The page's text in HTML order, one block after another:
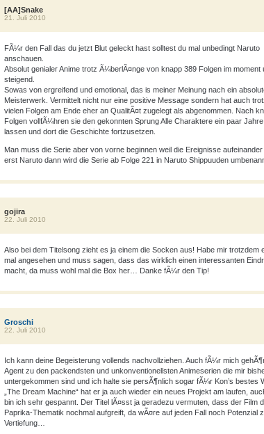
[AA]Snake
21. Juli 2010
FÃ¼r den Fall das du jetzt Blut geleckt hast solltest du mal unbedingt Naruto
anschauen.
Absolut genialer Anime trotz Ã¼berlÃ¤nge von knapp 389 Folgen im moment
steigend.
Sowas von ergreifend und emotional, das is meiner Meinung nach ein
Meisterwerk. Vermittelt nicht nur eine positive Message sondern hat auch
vielen Folgen am Ende eher an QualitÃ¤t zugelegt als abgenommen. Nach
Folgen vollfÃ¼hren sie den gekonnten Sprung Alle Charaktere ein paar
lassen und dort die Geschichte fortzusetzen.
Man muss die Serie aber von vorne beginnen weil die Ereignisse aufeinander
erst Naruto dann wird die Serie ab Folge 221 in Naruto Shippuuden
gojira
22. Juli 2010
Also bei dem Titelsong zieht es ja einem die Socken aus! Habe mir trotzdem
mal angesehen und muss sagen, dass das wirklich einen interessanten
macht, da muss wohl mal die Box her… Danke fÃ¼r den Tip!
Groschi
22. Juli 2010
Ich kann deine Begeisterung vollends nachvollziehen. Auch fÃ¼r mich
Agent zu den packendsten und unkonventionellsten Animeserien die mir
untergekommen sind und ich halte sie persÃ¶nlich sogar fÃ¼r Kon’s bestes
„The Dream Machine“ hat er ja auch wieder ein neues Projekt am laufen,
bin ich sehr gespannt. Der Titel lÃ¤sst ja geradezu vermuten, dass der Film
Paprika-Thematik nochmal aufgreift, da wÃ¤re auf jeden Fall noch Potenzial
Vertiefung…